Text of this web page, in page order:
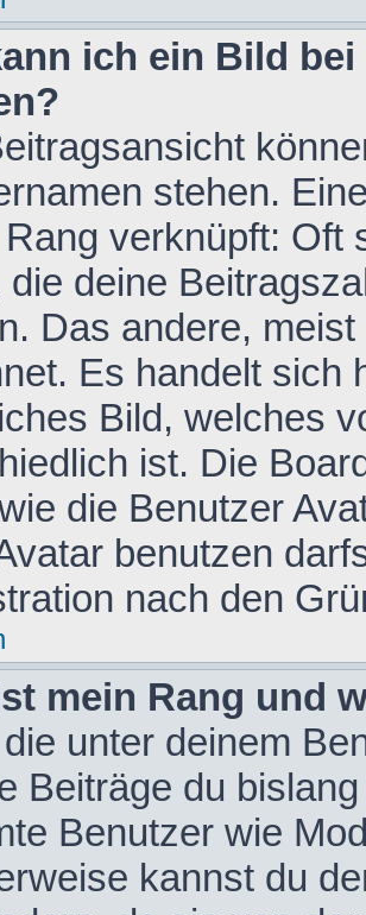
ich ein Bild
stehen.
verknüpft: Oft
die deine
Das andere,
Es handelt sich
Bild, welches
ist. Die
die Benutzer
benutzen
nach den
mein Rang und
unter deinem
Beiträge du
Benutzer wie
kannst du